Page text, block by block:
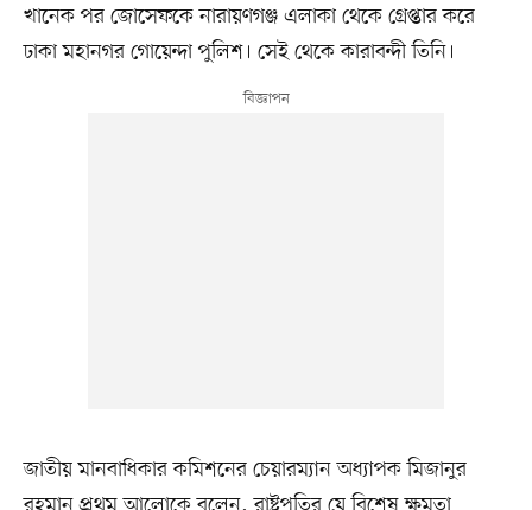
খানেক পর জোসেফকে নারায়ণগঞ্জ এলাকা থেকে গ্রেপ্তার করে
ঢাকা মহানগর গোয়েন্দা পুলিশ। সেই থেকে কারাবন্দী তিনি।
জাতীয় মানবাধিকার কমিশনের চেয়ারম্যান অধ্যাপক মিজানুর